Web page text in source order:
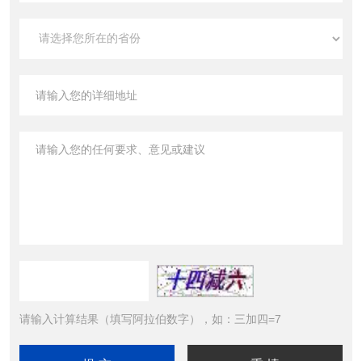
请输入计算结果（填写阿拉伯数字），如：三加四=7